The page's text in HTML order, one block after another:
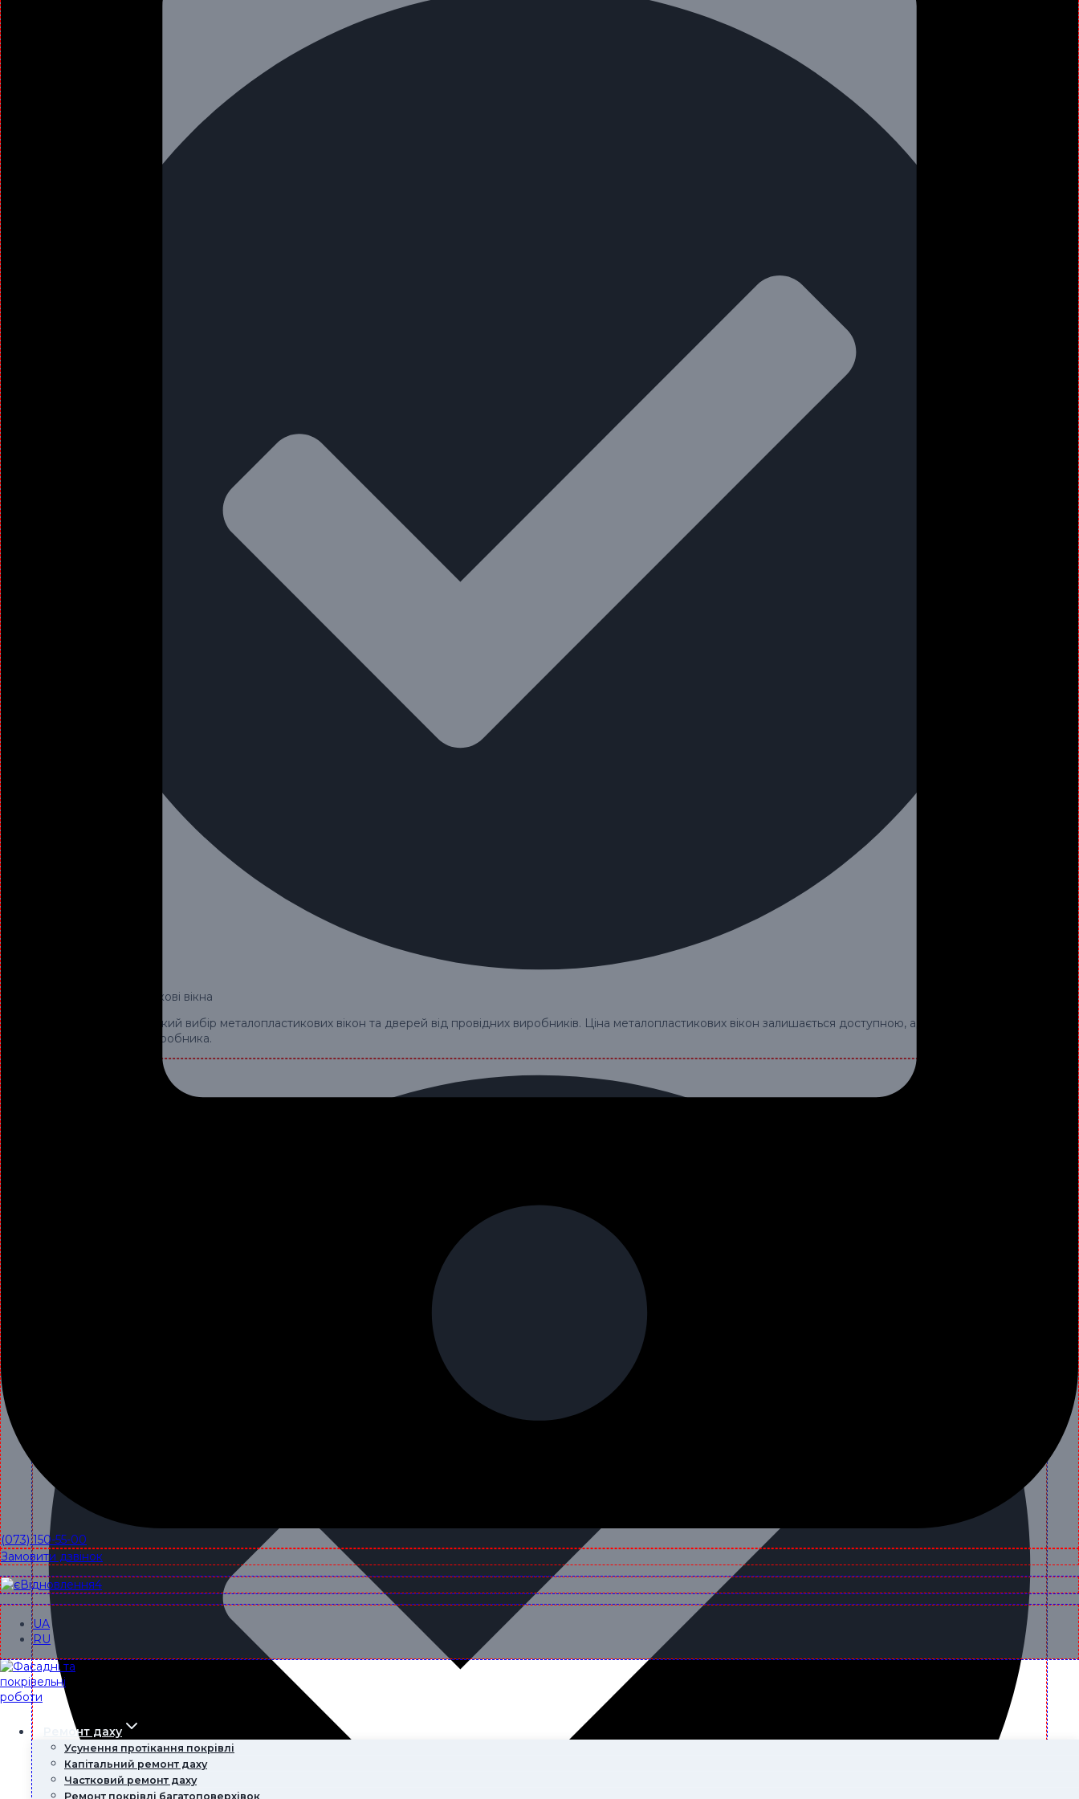
(073) 150-55-00
Замовити дзвінок
UA
RU
Ремонт даху
Усунення протікання покрівлі
Капітальний ремонт даху
Частковий ремонт даху
Ремонт покрівлі багатоповерхівок
Купити металопластикові вікна
Ми пропонуємо широкий вибір металопластикових вікон та дверей від провідних виробників. Ціна металопластикових вікон залишається доступною, адже ви звертаєтесь
безпосередньо до виробника.